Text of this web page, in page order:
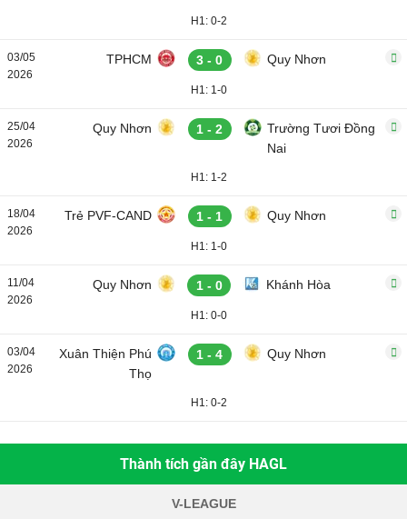
H1: 0-2
03/05
2026
TPHCM 3 - 0 Quy Nhơn
H1: 1-0
25/04
2026
Quy Nhơn 1 - 2
Trường Tươi Đồng
Nai
H1: 1-2
18/04
2026
Trẻ PVF-CAND 1 - 1 Quy Nhơn
H1: 1-0
11/04
2026
Quy Nhơn 1 - 0 Khánh Hòa
H1: 0-0
03/04
2026
Xuân Thiện Phú
Thọ
1 - 4 Quy Nhơn
H1: 0-2
Thành tích gần đây HAGL
V-LEAGUE